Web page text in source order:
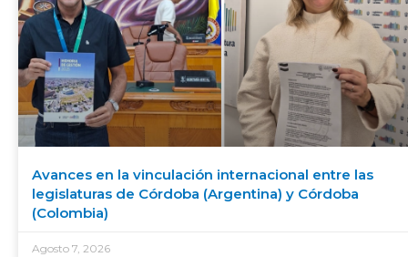
Avances en la vinculación internacional entre las
legislaturas de Córdoba (Argentina) y Córdoba
(Colombia)
Agosto 7, 2026